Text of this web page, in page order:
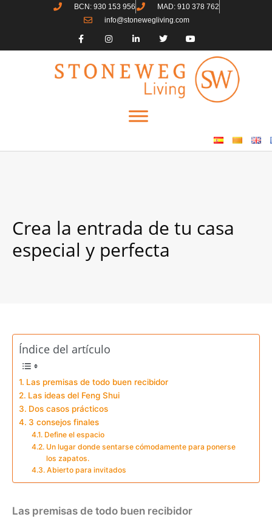
BCN: 930 153 956
MAD: 910 378 762
info@stonewegliving.com
Crea la entrada de tu casa
especial y perfecta
Índice del artículo
Las premisas de todo buen recibidor
Las ideas del Feng Shui
Dos casos prácticos
3 consejos finales
Define el espacio
Un lugar donde sentarse cómodamente para ponerse
los zapatos.
Abierto para invitados
Las premisas de todo buen recibidor